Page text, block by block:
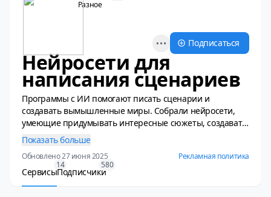
Open options
Подписаться
Нейросети для
написания сценариев
Программы с ИИ помогают писать сценарии и
создавать вымышленные миры. Собрали нейросети,
умеющие придумывать интересные сюжеты, создавать
персонажей с характером, писать живые диалоги и
проверять готовые тексты. В подборке — как известные
сервисы, так и специальные нейросети для
сценаристов.
Показать больше
Обновлено 27 июня 2025 Рекламная политика
Сервисы
14
Подписчики
580